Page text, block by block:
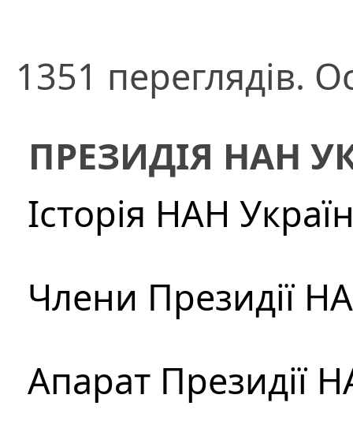
1351 переглядів.
ПРЕЗИДІЯ НАН
Історія НАН
Члени Президії
Апарат Президії